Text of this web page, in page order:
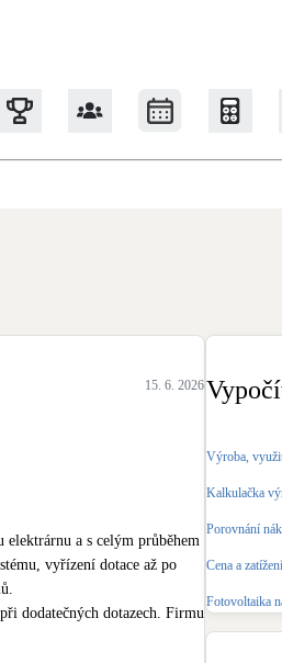
15. 6. 2026
a s celým průběhem
vyřízení dotace až po
dodatečných dotazech. Firmu
Výroba,
Kalkulačka
Porovnání
Cena a
Fotovoltaika